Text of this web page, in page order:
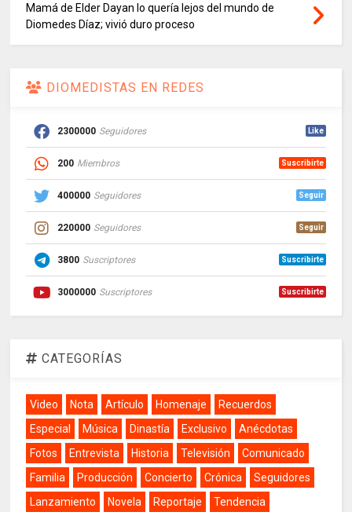
Mamá de Elder Dayan lo quería lejos del mundo de
Diomedes Díaz; vivió duro proceso
DIOMEDISTAS EN REDES
2300000 Seguidores Like
200 Miembros Suscribirte
400000 Seguidores Seguir
220000 Seguidores Seguir
3800 Suscriptores Suscribirte
3000000 Suscriptores Suscribirte
CATEGORÍAS
Video Nota Artículo Homenaje
Recuerdos
Especial
Música Dinastía Exclusivo
Anécdotas
Fotos
Entrevista Historia Televisión
Comunicado
Familia
Producción Concierto Crónica
Seguidores
Lanzamiento
Novela Reportaje
Tendencia